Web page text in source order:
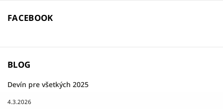
FACEBOOK
BLOG
Devín pre všetkých 2025
4.3.2026